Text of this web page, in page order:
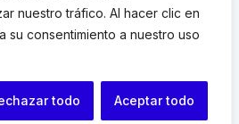
nuestro tráfico. Al hacer clic en
su consentimiento a nuestro uso
todo Aceptar todo
de Catalunya.
|Contacto
Bits